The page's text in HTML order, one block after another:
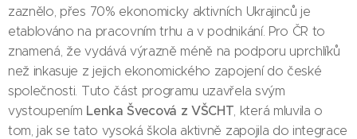
zaznělo, přes 70% ekonomicky aktivních Ukrajinců je
etablováno na pracovním trhu a v podnikání. Pro ČR to
znamená, že vydává výrazně méně na podporu uprchlíků
než inkasuje z jejich ekonomického zapojení do české
společnosti. Tuto část programu uzavřela svým
vystoupením Lenka Švecová z VŠCHT, která mluvila o
tom, jak se tato vysoká škola aktivně zapojila do integrace